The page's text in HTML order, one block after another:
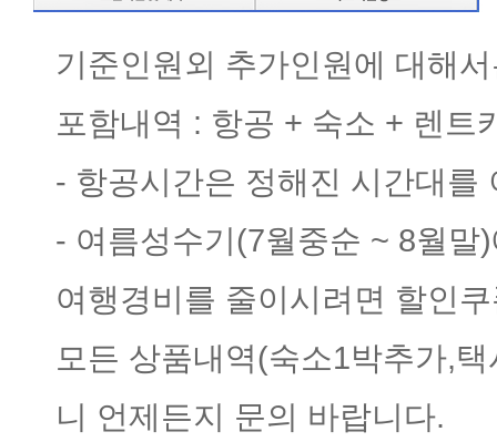
기준인원외 추가인원에 대해
포함내역 : 항공 + 숙소 + 렌트
- 항공시간은 정해진 시간대를
- 여름성수기(7월중순 ~ 8월
여행경비를 줄이시려면 할인
모든 상품내역(숙소1박추가,
니 언제든지 문의 바랍니다.